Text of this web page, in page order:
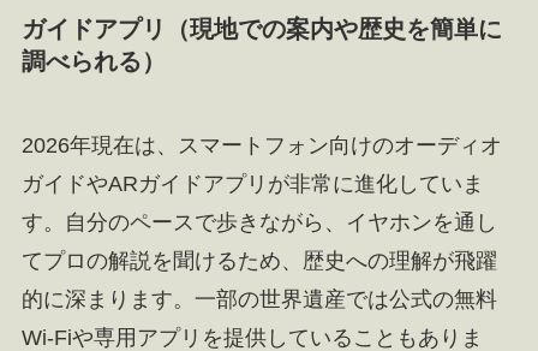
ガイドアプリ（現地での案内や歴史を簡単に
調べられる）
2026年現在は、スマートフォン向けのオーディオ
ガイドやARガイドアプリが非常に進化していま
す。自分のペースで歩きながら、イヤホンを通し
てプロの解説を聞けるため、歴史への理解が飛躍
的に深まります。一部の世界遺産では公式の無料
Wi-Fiや専用アプリを提供していることもありま